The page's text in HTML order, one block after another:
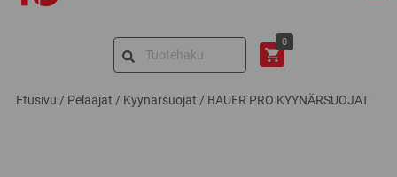
Search
0
Etusivu / Pelaajat / Kyynärsuojat / BAUER PRO KYYNÄRSUOJAT